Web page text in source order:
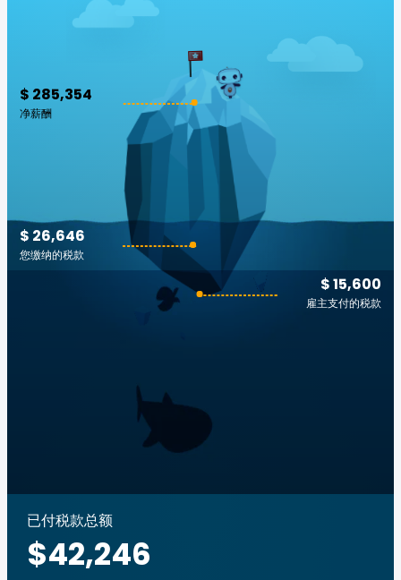
$ 285,354
净薪酬
$ 15,600
雇主支付的税款
$ 26,646
您缴纳的税款
已付税款总额
$42,246